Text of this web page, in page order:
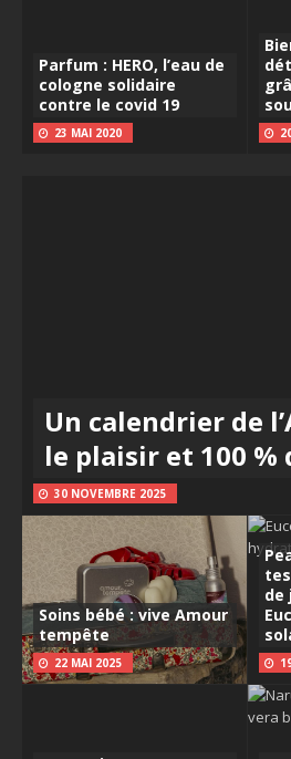
Parfum : HERO, l’eau de
cologne solidaire
contre le covid 19
23 MAI 2020
Un calendrier de
le plaisir et 100 %
30 NOVEMBRE 2025
Soins bébé : vive Amour
tempête
22 MAI 2025
de